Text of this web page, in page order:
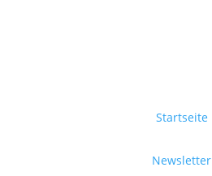
Startseite
Newsletter